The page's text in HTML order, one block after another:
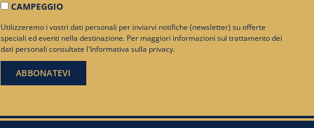
CAMPEGGIO
Utilizzeremo i vostri dati personali per inviarvi notifiche (newsletter) su offerte
speciali ed eventi nella destinazione. Per maggiori informazioni sul trattamento dei
dati personali consultate l'Informativa sulla privacy.